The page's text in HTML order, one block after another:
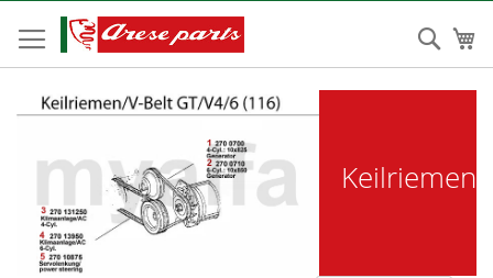
Inhalt
springen
Keilriemen